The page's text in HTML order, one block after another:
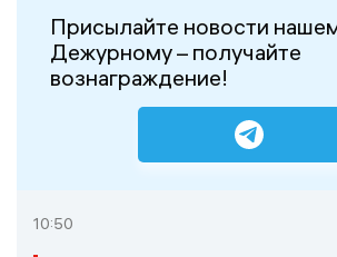
Присылайте новости
Дежурному – получайте
вознаграждение!
10:50